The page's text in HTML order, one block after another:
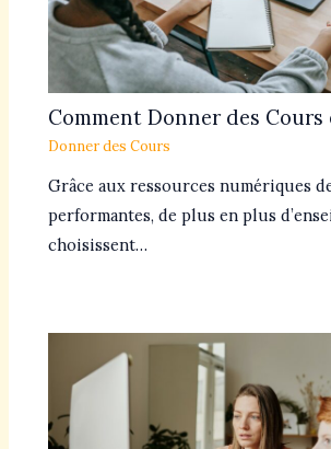
Comment Donner des Cours
Donner des Cours
Grâce aux ressources numériques
performantes, de plus en plus
choisissent…